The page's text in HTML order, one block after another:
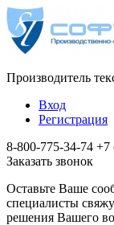
Производитель
Вход
Регистрация
8-800-775-34-74 +7
Заказать звонок
Оставьте Ваше
специалисты
решения Вашего